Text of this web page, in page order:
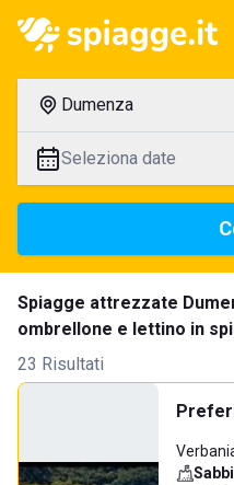
Dumenza
Seleziona date
Spiagge attrezzate
ombrellone e lettino in
23 Risultati